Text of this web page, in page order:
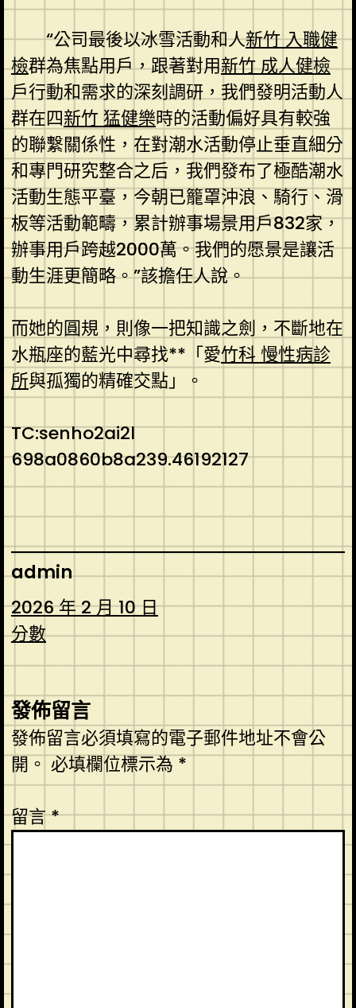
“公司最後以冰雪活動和人新竹 入職健
檢群為焦點用戶，跟著對用新竹 成人健檢
戶行動和需求的深刻調研，我們發明活動人
群在四新竹 猛健樂時的活動偏好具有較強
的聯繫關係性，在對潮水活動停止垂直細分
和專門研究整合之后，我們發布了極酷潮水
活動生態平臺，今朝已籠罩沖浪、騎行、滑
板等活動範疇，累計辦事場景用戶832家，
辦事用戶跨越2000萬。我們的愿景是讓活
動生涯更簡略。”該擔任人說。
而她的圓規，則像一把知識之劍，不斷地在
水瓶座的藍光中尋找**「愛竹科 慢性病診
所與孤獨的精確交點」。
TC:senho2ai2l
698a0860b8a239.46192127
admin
2026 年 2 月 10 日
分數
發佈留言
發佈留言必須填寫的電子郵件地址不會公
開。必填欄位標示為*
留言*